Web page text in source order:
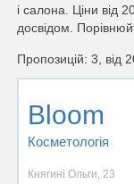
і салона. Ціни від
досвідом.
Пропозицій: 3, від
Bloom
Косметологія
Княгині Ольги, 23